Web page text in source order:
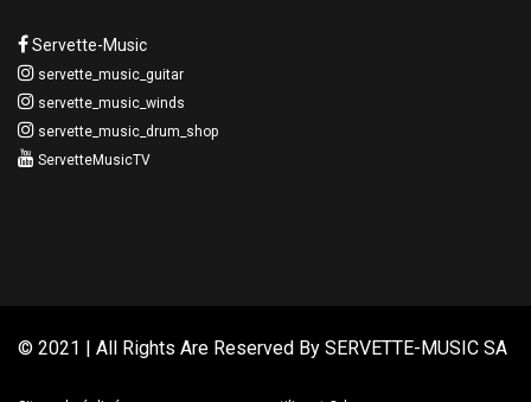
Servette-Music
servette_music_guitar
servette_music_winds
servette_music_drum_shop
ServetteMusicTV
© 2021 | All Rights Are Reserved By SERVETTE-MUSIC SA